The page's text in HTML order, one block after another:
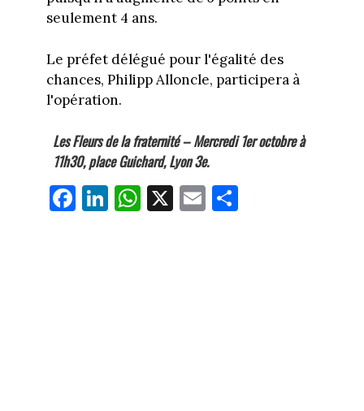
seulement 4 ans.
Le préfet délégué pour l'égalité des
chances, Philipp Alloncle, participera à
l'opération.
Les Fleurs de la fraternité – Mercredi 1er octobre à
11h30, place Guichard, Lyon 3e.
Fa
ce
Li
nk
W
ha
X E
m
Pa
rt